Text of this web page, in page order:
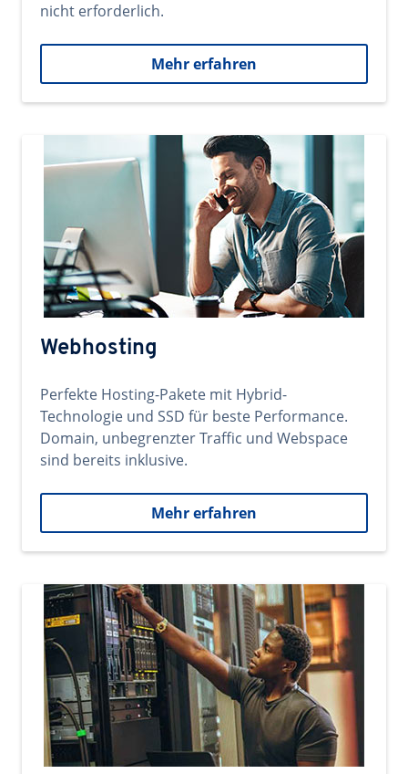
nicht erforderlich.
Mehr erfahren
Webhosting
Perfekte Hosting-Pakete mit Hybrid-
Technologie und SSD für beste Performance.
Domain, unbegrenzter Traffic und Webspace
sind bereits inklusive.
Mehr erfahren